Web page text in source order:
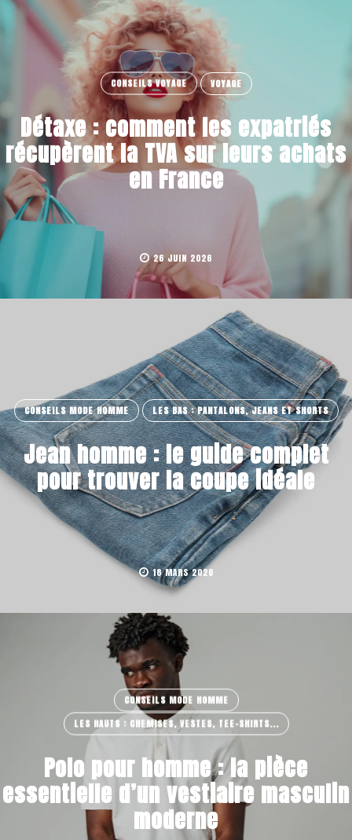
CONSEILS VOYAGE VOYAGE
Détaxe : comment les expatriés
récupèrent la TVA sur leurs achats
en France
26 JUIN 2026
CONSEILS MODE HOMME LES BAS : PANTALONS, JEANS ET SHORTS
Jean homme : le guide complet
pour trouver la coupe idéale
18 MARS 2026
CONSEILS MODE HOMME
LES HAUTS : CHEMISES, VESTES, TEE-SHIRTS...
Polo pour homme : la pièce
essentielle d’un vestiaire masculin
moderne